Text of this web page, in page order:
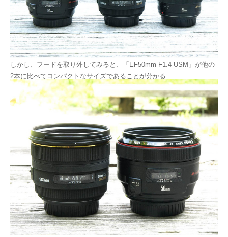
しかし、フードを取り外してみると、「EF50mm F1.4 USM」が他の
2本に比べてコンパクトなサイズであることが分かる